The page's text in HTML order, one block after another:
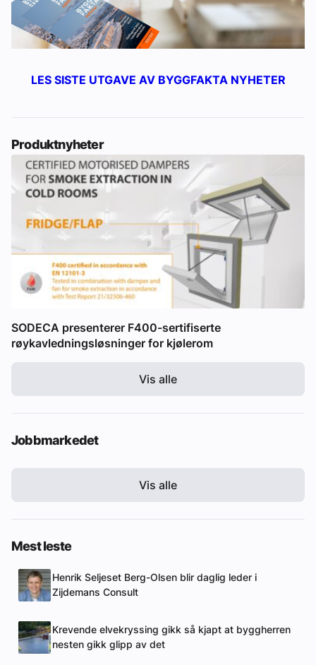
LES SISTE UTGAVE AV BYGGFAKTA NYHETER
Produktnyheter
SODECA presenterer F400-sertifiserte
røykavledningsløsninger for kjølerom
Vis alle
Jobbmarkedet
Vis alle
Mest leste
Henrik Seljeset Berg-Olsen blir daglig leder i
Zijdemans Consult
Krevende elvekryssing gikk så kjapt at byggherren
nesten gikk glipp av det